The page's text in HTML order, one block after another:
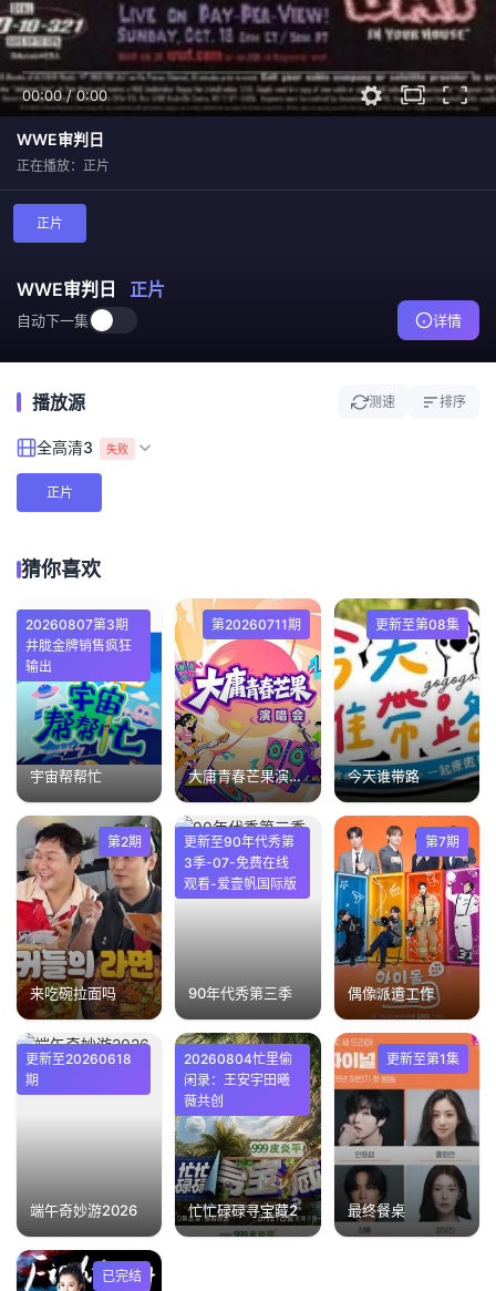
00:00/0:00
WWE审判日
正在播放：正片
正片
WWE审判日 正片
自动下一集 详情
播放源 测速 排序
全高清3 失败
正片
猜你喜欢
20260807第3期
井胧金牌销售疯狂
输出
宇宙帮帮忙
第20260711期
大庸青春芒果演唱会
更新至第08集
今天谁带路
第2期
来吃碗拉面吗
更新至90年代秀第
3季-07-免费在线
观看-爱壹帆国际版
90年代秀第三季
第7期
偶像派遣工作
更新至20260618
期
端午奇妙游2026
20260804忙里偷
闲录：王安宇田曦
薇共创
忙忙碌碌寻宝藏2
更新至第1集
最终餐桌
已完结